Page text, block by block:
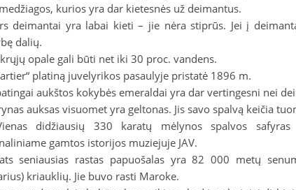
kurios yra dar kietesnės už deimantus.
deimantai yra labai kieti – jie nėra stiprūs. Jei į
dalių.
opale gali būti net iki 30 proc. vandens.
platiną juvelyrikos pasaulyje pristatė 1896 m.
aukštos kokybės emeraldai yra dar vertingesni nei
auksas visuomet yra geltonas. Jis savo spalvą keičia
didžiausių 330 karatų mėlynos spalvos safyras
gamtos istorijos muziejuje JAV.
seniausias rastas papuošalas yra 82 000 metų
kriauklių. Jie buvo rasti Maroke.